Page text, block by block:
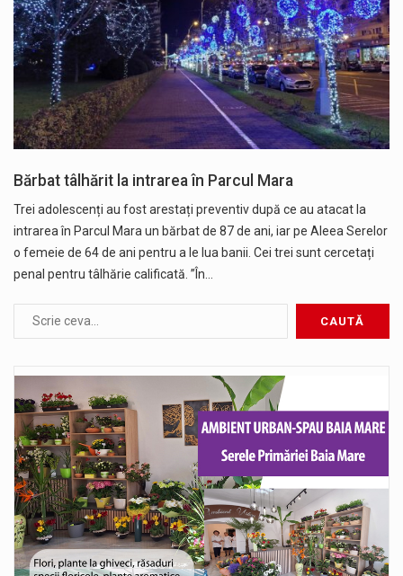
Bărbat tâlhărit la intrarea în Parcul Mara
Trei adolescenți au fost arestați preventiv după ce au atacat la
intrarea în Parcul Mara un bărbat de 87 de ani, iar pe Aleea Serelor
o femeie de 64 de ani pentru a le lua banii. Cei trei sunt cercetați
penal pentru tâlhărie calificată. ”În…